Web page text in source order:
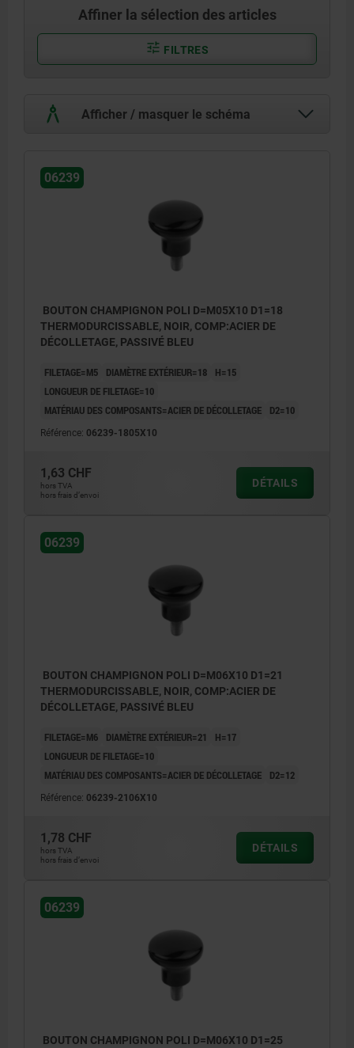
Affiner la sélection des articles
FILTRES
Afficher / masquer le schéma
06239
BOUTON CHAMPIGNON POLI D=M05X10 D1=18
THERMODURCISSABLE, NOIR, COMP:ACIER DE
DÉCOLLETAGE, PASSIVÉ BLEU
FILETAGE=M5 DIAMÈTRE EXTÉRIEUR=18
H=15
LONGUEUR DE FILETAGE=10
MATÉRIAU DES COMPOSANTS=ACIER DE DÉCOLLETAGE
D2=10
Référence: 06239-1805X10
1,63 CHF
hors TVA
hors frais d’envoi
DÉTAILS
06239
BOUTON CHAMPIGNON POLI D=M06X10 D1=21
THERMODURCISSABLE, NOIR, COMP:ACIER DE
DÉCOLLETAGE, PASSIVÉ BLEU
FILETAGE=M6 DIAMÈTRE EXTÉRIEUR=21
H=17
LONGUEUR DE FILETAGE=10
MATÉRIAU DES COMPOSANTS=ACIER DE DÉCOLLETAGE
D2=12
Référence: 06239-2106X10
1,78 CHF
hors TVA
hors frais d’envoi
DÉTAILS
06239
BOUTON CHAMPIGNON POLI D=M06X10 D1=25